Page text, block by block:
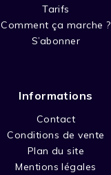
Tarifs
Comment ça marche ?
S’abonner
Informations
Contact
Conditions de vente
Plan du site
Mentions légales